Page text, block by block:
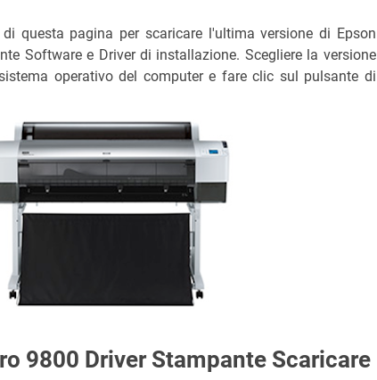
questa pagina per scaricare l'ultima versione di Epson
Software e Driver di installazione. Scegliere la versione
operativo del computer e fare clic sul pulsante di
9800 Driver Stampante Scaricare